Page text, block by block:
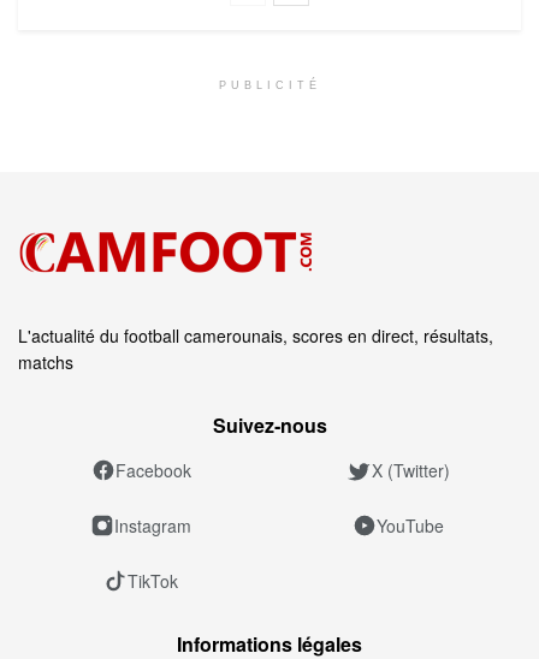
PUBLICITÉ
L'actualité du football camerounais, scores en direct, résultats,
matchs
Suivez‑nous
Facebook X (Twitter)
Instagram YouTube
TikTok
Informations légales